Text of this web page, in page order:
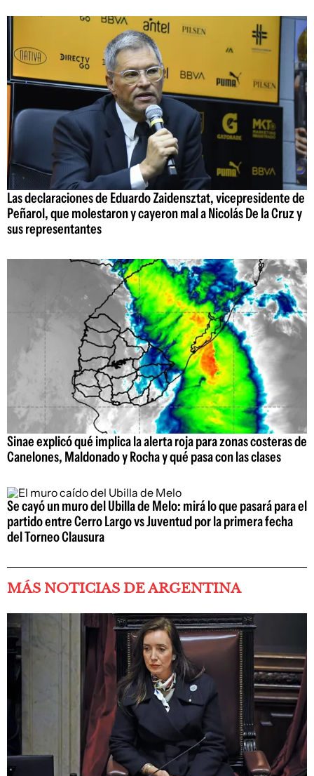
Las declaraciones de Eduardo Zaidensztat, vicepresidente de
Peñarol, que molestaron y cayeron mal a Nicolás De la Cruz y
sus representantes
Sinae explicó qué implica la alerta roja para zonas costeras de
Canelones, Maldonado y Rocha y qué pasa con las clases
Se cayó un muro del Ubilla de Melo: mirá lo que pasará para el
partido entre Cerro Largo vs Juventud por la primera fecha
del Torneo Clausura
MÁS NOTICIAS DE ARGENTINA